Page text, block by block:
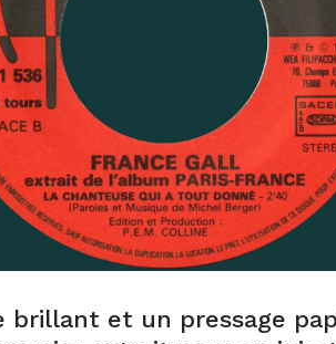
brillant et un pressage